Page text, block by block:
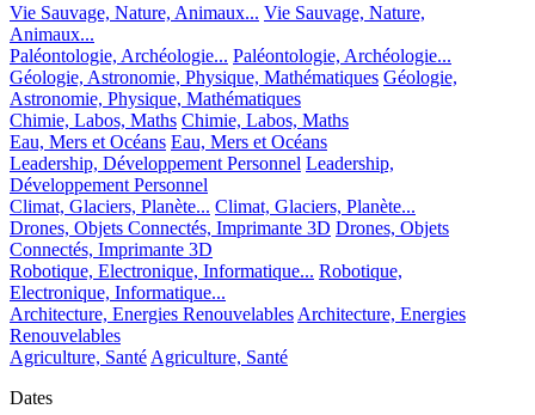
Vie Sauvage, Nature, Animaux... Vie Sauvage, Nature,
Animaux...
Paléontologie, Archéologie... Paléontologie, Archéologie...
Géologie, Astronomie, Physique, Mathématiques Géologie,
Astronomie, Physique, Mathématiques
Chimie, Labos, Maths Chimie, Labos, Maths
Eau, Mers et Océans Eau, Mers et Océans
Leadership, Développement Personnel Leadership,
Développement Personnel
Climat, Glaciers, Planète... Climat, Glaciers, Planète...
Drones, Objets Connectés, Imprimante 3D Drones, Objets
Connectés, Imprimante 3D
Robotique, Electronique, Informatique... Robotique,
Electronique, Informatique...
Architecture, Energies Renouvelables Architecture, Energies
Renouvelables
Agriculture, Santé Agriculture, Santé
Dates